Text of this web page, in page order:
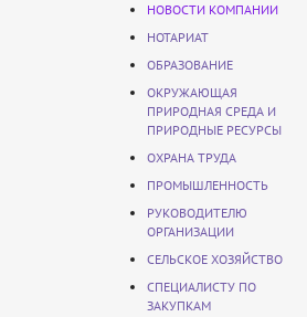
НОВОСТИ КОМПАНИИ
НОТАРИАТ
ОБРАЗОВАНИЕ
ОКРУЖАЮЩАЯ
ПРИРОДНАЯ СРЕДА И
ПРИРОДНЫЕ РЕСУРСЫ
ОХРАНА ТРУДА
ПРОМЫШЛЕННОСТЬ
РУКОВОДИТЕЛЮ
ОРГАНИЗАЦИИ
СЕЛЬСКОЕ ХОЗЯЙСТВО
СПЕЦИАЛИСТУ ПО
ЗАКУПКАМ